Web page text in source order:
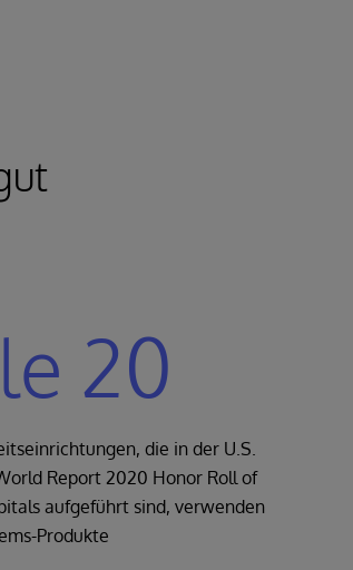
20
die in der U.S.
Report 2020 Honor Roll of
aufgeführt sind, verwenden
Produkte